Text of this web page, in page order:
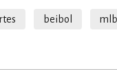
beibol mlb